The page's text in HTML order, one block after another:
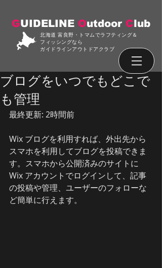
GUIDELINE Outdoor Club
北海道 富良野・トマムでラフティング＆
フィッシングなら
ガイドラインアウトドアクラブ
ブログをいつでもどこで
も管理
最終更新: 2時間前
Wix ブログを利用すれば、外出先から
スマホを利用してブログを投稿できま
す。スマホから公開済みのサイトに
Wix アカウントでログインして、記事
の投稿や管理、ユーザーのフォローな
ど簡単に行えます。